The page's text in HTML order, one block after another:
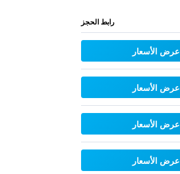
رابط الحجز
عرض الأسعار
عرض الأسعار
عرض الأسعار
عرض الأسعار